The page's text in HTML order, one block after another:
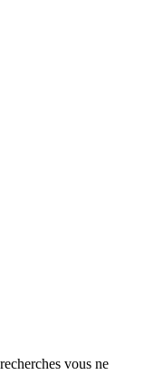
vous ne